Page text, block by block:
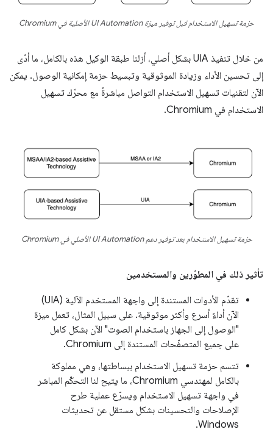
حزمة تسهيل الاستخدام قبل توفير ميزة UI Automation الأصلية في Chromium
من خلال تنفيذ UIA بشكل أصلي، أزلنا طبقة الوكيل هذه بالكامل، ما أدّى
إلى تحسين الأداء وزيادة الموثوقية وتبسيط حزمة إمكانية الوصول. يمكن
الآن لتقنيات تسهيل الاستخدام التواصل مباشرةً مع محرّك تسهيل
الاستخدام في Chromium.
حزمة تسهيل الاستخدام بعد توفير دعم UI Automation الأصلي في Chromium
تأثير ذلك في المطوّرين والمستخدمين
تقدّم الأدوات المستندة إلى واجهة المستخدم الآلية (UIA)
الآن أداءً أسرع وأكثر موثوقية. على سبيل المثال، تعمل ميزة
"الوصول إلى الجهاز باستخدام الصوت" الآن بشكل كامل
على جميع المتصفّحات المستندة إلى Chromium.
تتسم حزمة تسهيل الاستخدام ببساطتها، وهي مملوكة
بالكامل لمهندسي Chromium، ما يتيح لنا التحكّم المباشر
في واجهة تسهيل الاستخدام ويسرّع عملية طرح
الإصلاحات والتحسينات بشكل مستقل عن تحديثات
Windows.